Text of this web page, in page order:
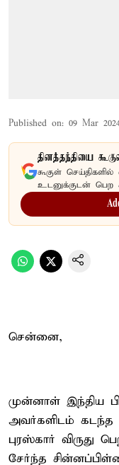
Published on: 09 Mar
தினத்தந்தியை
கூகுள்
உடனுக்குடன் பெற
சென்னை,
முன்னாள் இந்திய
அவர்களிடம் கடந்த
புரஸ்கார் விருது
சேர்ந்த